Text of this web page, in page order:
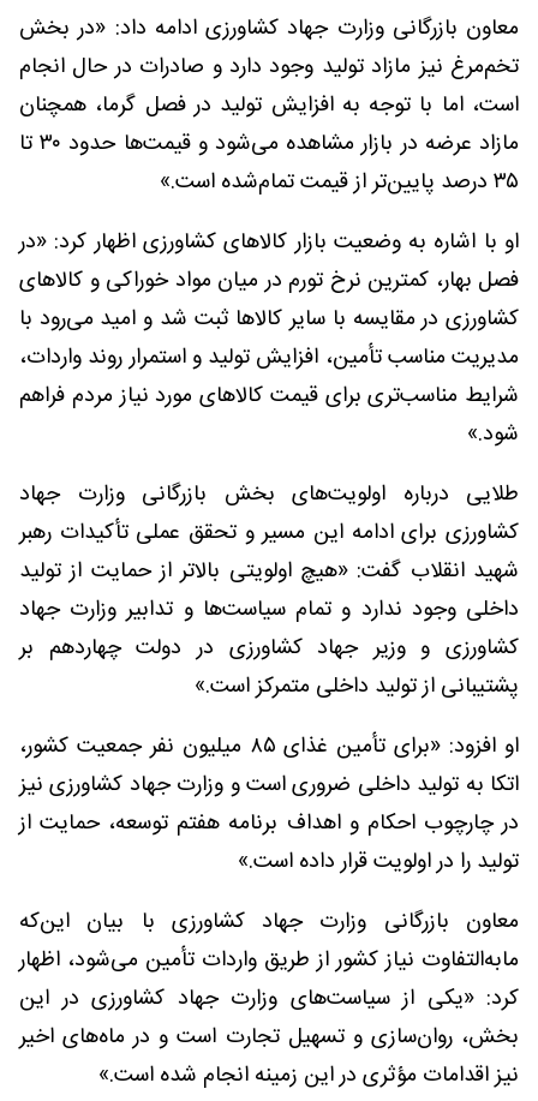
معاون بازرگانی وزارت جهاد کشاورزی ادامه داد: «در بخش
تخم‌مرغ نیز مازاد تولید وجود دارد و صادرات در حال انجام
است، اما با توجه به افزایش تولید در فصل گرما، همچنان
مازاد عرضه در بازار مشاهده می‌شود و قیمت‌ها حدود ۳۰ تا
۳۵ درصد پایین‌تر از قیمت تمام‌شده است.»
او با اشاره به وضعیت بازار کالاهای کشاورزی اظهار کرد: «در
فصل بهار، کمترین نرخ تورم در میان مواد خوراکی و کالاهای
کشاورزی در مقایسه با سایر کالاها ثبت شد و امید می‌رود با
مدیریت مناسب تأمین، افزایش تولید و استمرار روند واردات،
شرایط مناسب‌تری برای قیمت کالاهای مورد نیاز مردم فراهم
شود.»
طلایی درباره اولویت‌های بخش بازرگانی وزارت جهاد
کشاورزی برای ادامه این مسیر و تحقق عملی تأکیدات رهبر
شهید انقلاب گفت: «هیچ اولویتی بالاتر از حمایت از تولید
داخلی وجود ندارد و تمام سیاست‌ها و تدابیر وزارت جهاد
کشاورزی و وزیر جهاد کشاورزی در دولت چهاردهم بر
پشتیبانی از تولید داخلی متمرکز است.»
او افزود: «برای تأمین غذای ۸۵ میلیون نفر جمعیت کشور،
اتکا به تولید داخلی ضروری است و وزارت جهاد کشاورزی نیز
در چارچوب احکام و اهداف برنامه هفتم توسعه، حمایت از
تولید را در اولویت قرار داده است.»
معاون بازرگانی وزارت جهاد کشاورزی با بیان این‌که
مابه‌التفاوت نیاز کشور از طریق واردات تأمین می‌شود، اظهار
کرد: «یکی از سیاست‌های وزارت جهاد کشاورزی در این
بخش، روان‌سازی و تسهیل تجارت است و در ماه‌های اخیر
نیز اقدامات مؤثری در این زمینه انجام شده است.»